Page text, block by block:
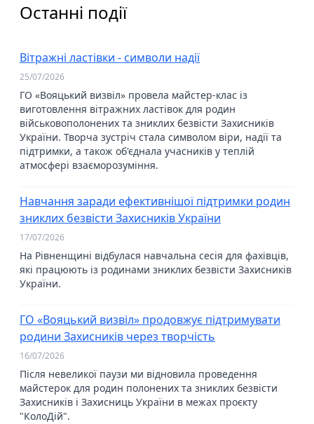
Останні події
Вітражні ластівки - символи надії
25/07/2026
ГО «Вояцький визвіл» провела майстер-клас із
виготовлення вітражних ластівок для родин
військовополонених та зниклих безвісти Захисників
України. Творча зустріч стала символом віри, надії та
підтримки, а також об'єднала учасників у теплій
атмосфері взаєморозуміння.
Навчання заради ефективнішої підтримки родин
зниклих безвісти Захисників України
17/07/2026
На Рівненщині відбулася навчальна сесія для фахівців,
які працюють із родинами зниклих безвісти Захисників
України.
ГО «Вояцький визвіл» продовжує підтримувати
родини Захисників через творчість
16/07/2026
Після невеликої паузи ми відновила проведення
майстерок для родин полонених та зниклих безвісти
Захисників і Захисниць України в межах проєкту
"КолоДій".